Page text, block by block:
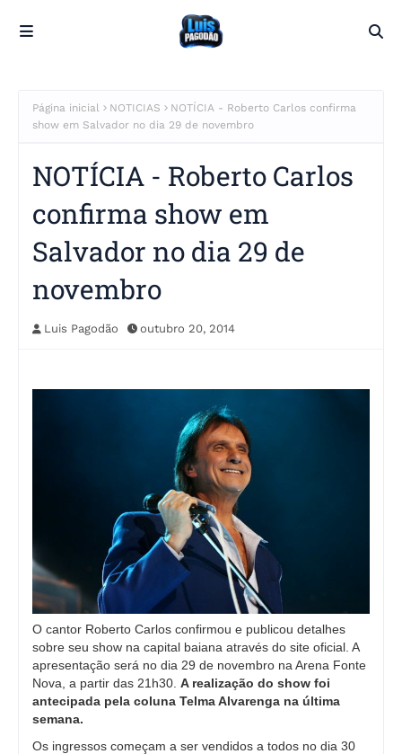
Página inicial NOTICIAS
NOTÍCIA - Roberto Carlos confirma
show em Salvador no dia 29 de novembro
NOTÍCIA - Roberto Carlos
confirma show em
Salvador no dia 29 de
novembro
Luis Pagodão outubro 20, 2014
O cantor Roberto Carlos confirmou e publicou detalhes
sobre seu show na capital baiana através do site oficial. A
apresentação será no dia 29 de novembro na Arena Fonte
Nova, a partir das 21h30. A realização do show foi
antecipada pela coluna Telma Alvarenga na última
semana.
Os ingressos começam a ser vendidos a todos no dia 30